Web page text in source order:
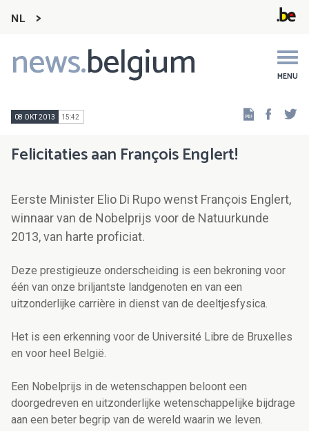
NL
news.belgium MENU
Main
navigation
08 OKT 2013 15:42
Felicitaties aan François Englert!
Eerste Minister Elio Di Rupo wenst François Englert,
winnaar van de Nobelprijs voor de Natuurkunde
2013, van harte proficiat.
Deze prestigieuze onderscheiding is een bekroning voor
één van onze briljantste landgenoten en van een
uitzonderlijke carrière in dienst van de deeltjesfysica.
Het is een erkenning voor de Université Libre de Bruxelles
en voor heel België.
Een Nobelprijs in de wetenschappen beloont een
doorgedreven en uitzonderlijke wetenschappelijke bijdrage
aan een beter begrip van de wereld waarin we leven.